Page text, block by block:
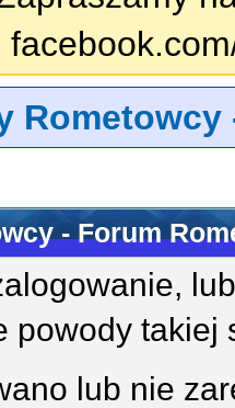
Rometowcy
- Forum
powody takiej
lub nie